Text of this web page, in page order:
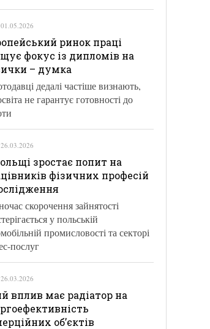
ринок праці
фокус із дипломів на
– думка
дедалі частіше визнають,
не гарантує готовності до
зростає попит на
фізичних професій
скорочення зайнятості
у польській
промисловості та секторі
послуг
вплив має радіатор на
об’єктів